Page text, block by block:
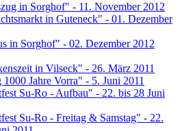
in Sorghof" - 11. November 2012
in Guteneck" - 01. Dezember
in Sorghof" - 02. Dezember 2012
in Vilseck" - 26. März 2011
1000 Jahre Vorra" - 5. Juni 2011
Su-Ro - Aufbau" - 22. bis 28 Juni
Su-Ro - Freitag & Samstag" - 22.